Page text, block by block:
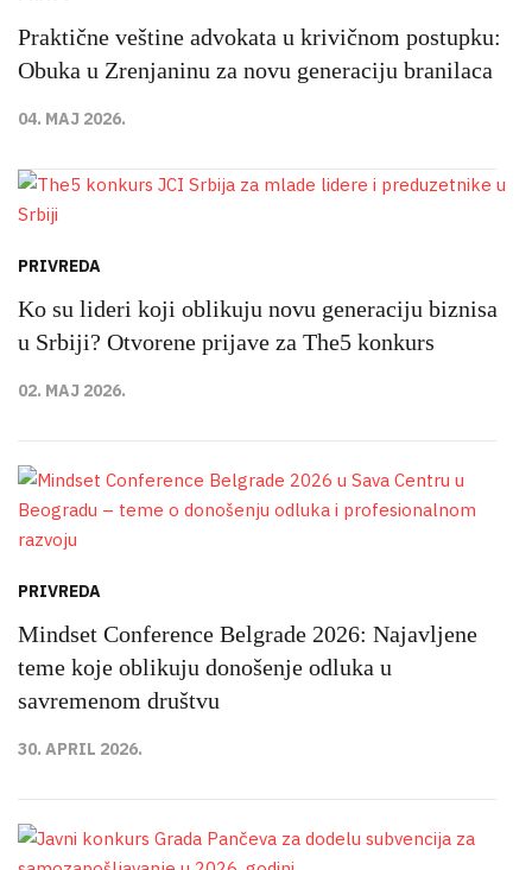
Praktične veštine advokata u krivičnom postupku:
Obuka u Zrenjaninu za novu generaciju branilaca
04. MAJ 2026.
PRIVREDA
Ko su lideri koji oblikuju novu generaciju biznisa
u Srbiji? Otvorene prijave za The5 konkurs
02. MAJ 2026.
PRIVREDA
Mindset Conference Belgrade 2026: Najavljene
teme koje oblikuju donošenje odluka u
savremenom društvu
30. APRIL 2026.